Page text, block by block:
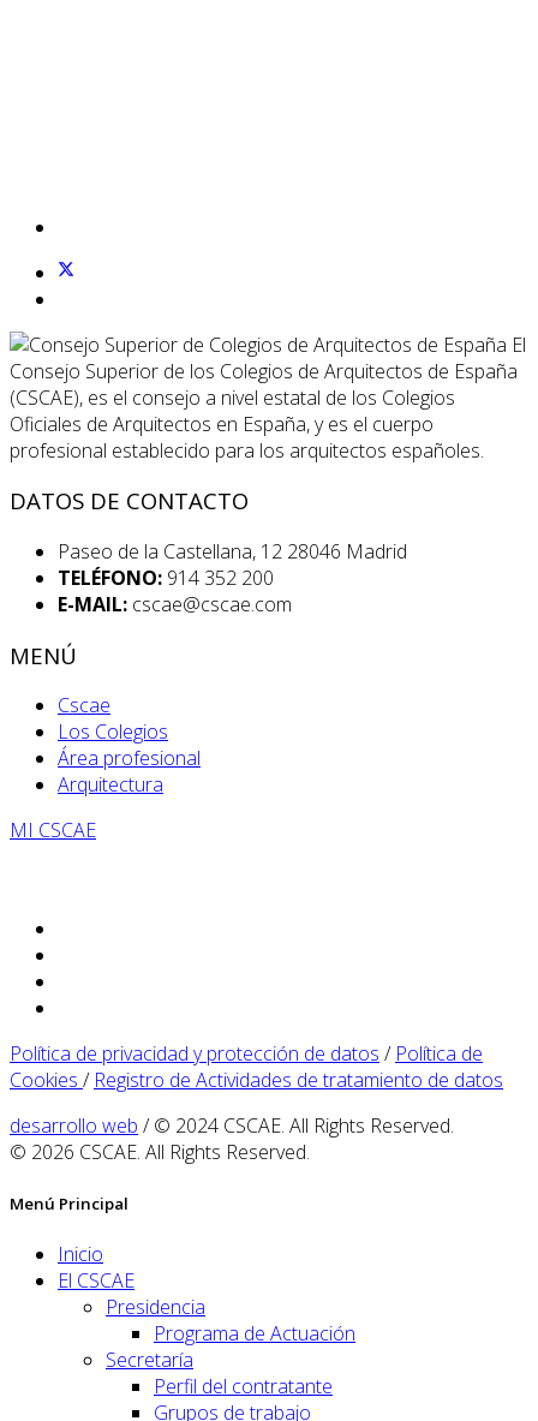
El
Consejo Superior de los Colegios de Arquitectos de España
(CSCAE), es el consejo a nivel estatal de los Colegios
Oficiales de Arquitectos en España, y es el cuerpo
profesional establecido para los arquitectos españoles.
DATOS DE CONTACTO
Paseo de la Castellana, 12 28046 Madrid
TELÉFONO: 914 352 200
E-MAIL: cscae@cscae.com
MENÚ
Cscae
Los Colegios
Área profesional
Arquitectura
MI CSCAE
Política de privacidad y protección de datos / Política de
Cookies / Registro de Actividades de tratamiento de datos
desarrollo web / © 2024 CSCAE. All Rights Reserved.
© 2026 CSCAE. All Rights Reserved.
Menú Principal
Inicio
El CSCAE
Presidencia
Programa de Actuación
Secretaría
Perfil del contratante
Grupos de trabajo